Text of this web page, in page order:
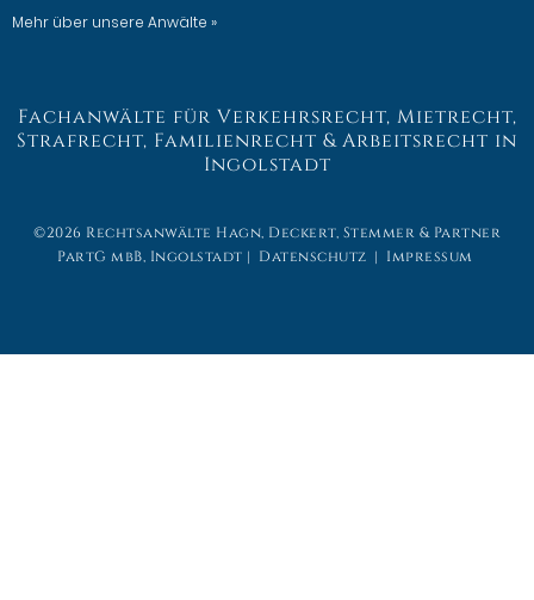
Mehr über unsere Anwälte »
Fachanwälte für Verkehrsrecht, Mietrecht,
Strafrecht, Familienrecht & Arbeitsrecht in
Ingolstadt
©2026 Rechtsanwälte Hagn, Deckert, Stemmer & Partner
PartG mbB, Ingolstadt | Datenschutz | Impressum